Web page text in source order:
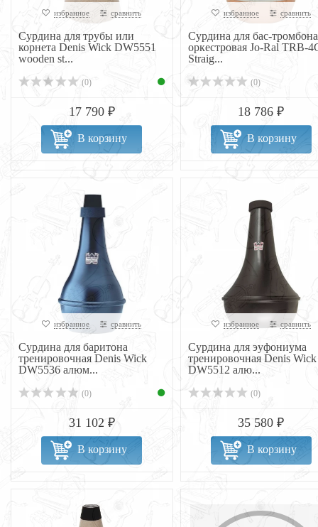
избранное сравнить
Сурдина для трубы или
корнета Denis Wick DW5551
wooden st...
(0)
17 790 ₽
В корзину
избранное сравнить
Сурдина для бас-тромбона
оркестровая Jo-Ral TRB-
Straig...
(0)
18 786 ₽
В корзину
избранное сравнить
Сурдина для баритона
тренировочная Denis Wick
DW5536 алюм...
(0)
31 102 ₽
В корзину
избранное сравнить
Сурдина для эуфониума
тренировочная Denis Wick
DW5512 алю...
(0)
35 580 ₽
В корзину